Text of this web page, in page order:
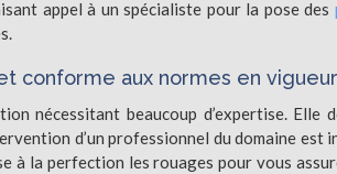
appel à un spécialiste pour la pose des
conforme aux normes en vigueur
nécessitant beaucoup d’expertise. Elle
d’un professionnel du domaine est
à la perfection les rouages pour vous